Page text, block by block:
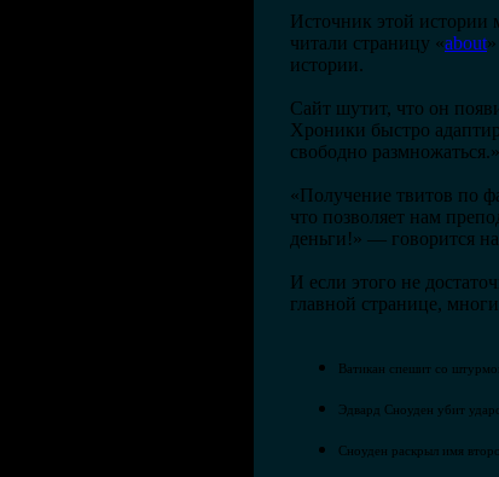
Источник этой истории
читали страницу «about
истории.
Сайт шутит, что он
Хроники быстро
свободно размножаться.»
«Получение твитов по
что позволяет нам
деньги!» — говорится на
И если этого не
главной странице,
Ватикан спешит со
Эдвард Сноуден убит
Сноуден раскрыл имя